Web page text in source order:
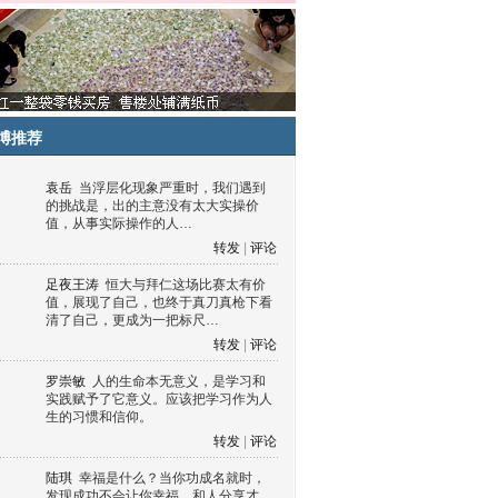
推荐
袁岳 当浮层化现象严重时，我们遇到
的挑战是，出的主意没有太大实操价
值，从事实际操作的人…
转发
评论
足夜王涛 恒大与拜仁这场比赛太有价
值，展现了自己，也终于真刀真枪下看
清了自己，更成为一把标尺…
转发
评论
罗崇敏 人的生命本无意义，是学习和
实践赋予了它意义。应该把学习作为人
生的习惯和信仰。
转发
评论
陆琪 幸福是什么？当你功成名就时，